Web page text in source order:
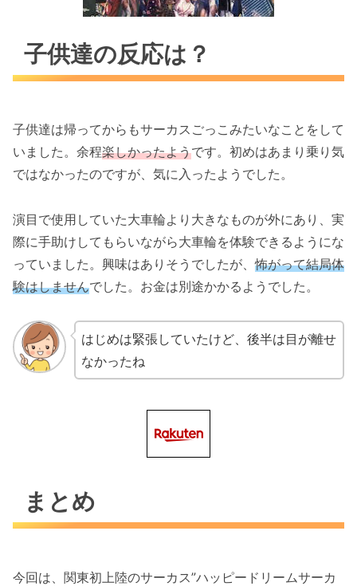
子供達の反応は？
子供達は帰ってからもサーカスごっこみたいなことをして
いました。余程楽しかったようです。初めはあまり乗り気
ではなかったのですが、気に入ったようでした。
演目で使用していた大車輪より大きなものが外にあり、実
際に手助けしてもらいながら大車輪を体験できるようにな
っていました。興味はありそうでしたが、怖がって結局体
験はしませんでした。お金は別途かかるようでした。
はじめは緊張していたけど、後半は目が離せ
なかったね
まとめ
今回は、関東初上陸のサーカス”ハッピードリームサーカ